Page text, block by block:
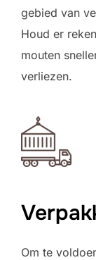
gebied van
Houd er
mouten
verliezen.
Om te